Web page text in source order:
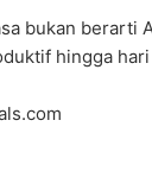
bukan berarti
hingga